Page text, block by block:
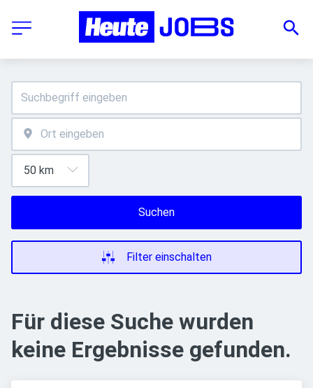
Suchen
Filter einschalten
Für diese Suche wurden
keine Ergebnisse gefunden.